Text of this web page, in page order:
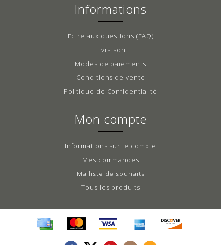
Informations
Foire aux questions (FAQ)
Livraison
Modes de paiements
Conditions de vente
Politique de Confidentialité
Mon compte
Informations sur le compte
Mes commandes
Ma liste de souhaits
Tous les produits